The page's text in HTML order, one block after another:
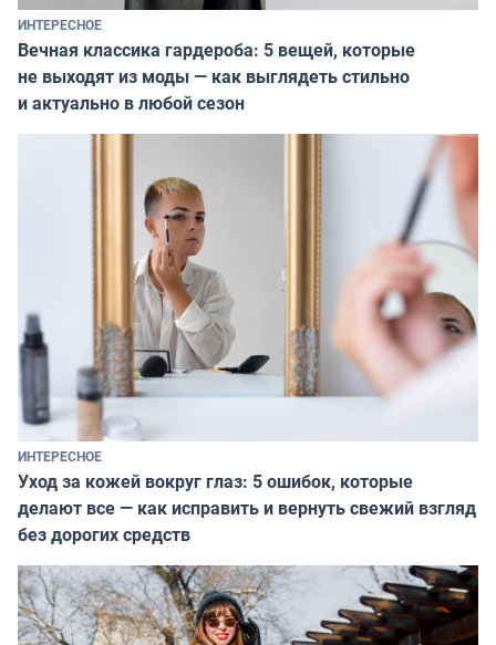
ИНТЕРЕСНОЕ
Вечная классика гардероба: 5 вещей, которые
не выходят из моды — как выглядеть стильно
и актуально в любой сезон
ИНТЕРЕСНОЕ
Уход за кожей вокруг глаз: 5 ошибок, которые
делают все — как исправить и вернуть свежий взгляд
без дорогих средств